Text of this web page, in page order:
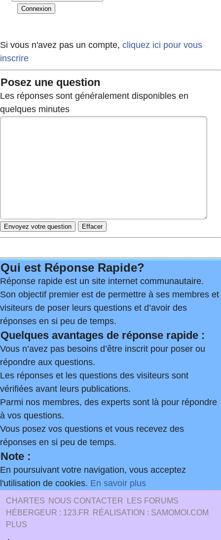
Si vous n'avez pas un compte, cliquez ici pour vous
inscrire
Posez une question
Les réponses sont généralement disponibles en
quelques minutes
Qui est Réponse Rapide?
Réponse rapide est un site internet communautaire.
Son objectif premier est de permettre à ses membres et
visiteurs de poser leurs questions et d’avoir des
réponses en si peu de temps.
Quelques avantages de réponse rapide :
Vous n’avez pas besoins d’être inscrit pour poser ou
répondre aux questions.
Les réponses et les questions des visiteurs sont
vérifiées avant leurs publications.
Parmi nos membres, des experts sont là pour répondre
à vos questions.
Vous posez vos questions et vous recevez des
réponses en si peu de temps.
Note :
En poursuivant votre navigation, vous acceptez
l'utilisation de cookies. En savoir plus
CHARTES NOUS CONTACTER
LES FORUMS
HÉBERGEUR : 123.FR
RÉALISATION : SAMOMOI.COM
PLUS
.